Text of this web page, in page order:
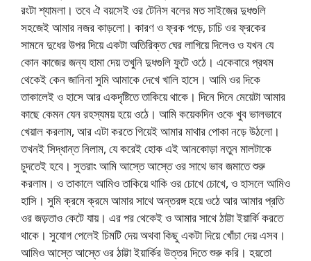
রংটা শ্যামলা। তবে ঐ বয়সেই ওর টেনিস বলের মত সাইজের দুধগুলি
সহজেই আমার নজর কাড়লো। কারণ ও ফ্রক পড়ে, চাচি ওর ফ্রকের
সামনে দুধের উপর দিয়ে একটা অতিরিক্ত ঘের লাগিয়ে দিলেও ও যখন যে
কোন কাজের জন্য হামা দেয় তখুনি দুধগুলি ফুটে ওঠে। একেবারে প্রথম
থেকেই কেন জানিনা সুমি আমাকে দেখে খালি হাসে। আমি ওর দিকে
তাকালেই ও হাসে আর একদৃষ্টিতে তাকিয়ে থাকে। দিনে দিনে মেয়েটা আমার
কাছে কেমন যেন রহস্যময় হয়ে ওঠে। আমি কয়েকদিন ওকে খুব ভালভাবে
খেয়াল করলাম, আর এটা করতে গিয়েই আমার মাথার পোকা নড়ে উঠলো।
তখনই সিদ্ধান্ত নিলাম, যে করেই হোক এই আনকোড়া নতুন মালটাকে
চুদতেই হবে। সুতরাং আমি আস্তে আস্তে ওর সাথে ভাব জমাতে শুরু
করলাম। ও তাকালে আমিও তাকিয়ে থাকি ওর চোখে চোখে, ও হাসলে আমিও
হাসি। সুমি ক্রমে ক্রমে আমার সাথে অন্তরঙ্গ হয়ে ওঠে আর আমার প্রতি
ওর জড়তাও কেটে যায়। এর পর থেকেই ও আমার সাথে ঠাট্টা ইয়ার্কি করতে
থাকে। সুযোগ পেলেই চিমটি দেয় অথবা কিছু একটা দিয়ে খোঁচা দেয় এসব।
আমিও আস্তে আস্তে ওর ঠাট্টা ইয়ার্কির উত্তর দিতে শুরু করি। হয়তো